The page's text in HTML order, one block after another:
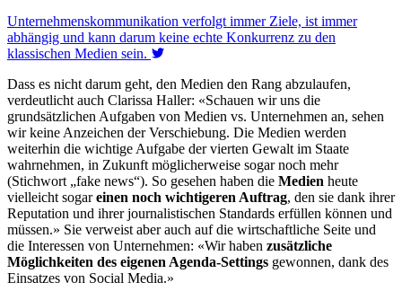
Unternehmenskommunikation verfolgt immer Ziele, ist immer
abhängig und kann darum keine echte Konkurrenz zu den
klassischen Medien sein.
Dass es nicht darum geht, den Medien den Rang abzulaufen,
verdeutlicht auch Clarissa Haller: «Schauen wir uns die
grundsätzlichen Aufgaben von Medien vs. Unternehmen an, sehen
wir keine Anzeichen der Verschiebung. Die Medien werden
weiterhin die wichtige Aufgabe der vierten Gewalt im Staate
wahrnehmen, in Zukunft möglicherweise sogar noch mehr
(Stichwort „fake news“). So gesehen haben die Medien heute
vielleicht sogareinen noch wichtigeren Auftrag, den sie dank ihrer
Reputation und ihrer journalistischen Standards erfüllen können und
müssen.» Sie verweist aber auch auf die wirtschaftliche Seite und
die Interessen von Unternehmen: «Wir haben zusätzliche
Möglichkeiten des eigenen Agenda-Settings gewonnen, dank des
Einsatzes von Social Media.»